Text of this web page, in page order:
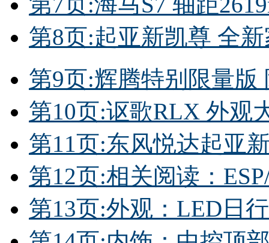
第8页:起亚新凯尊 全
第9页:辉腾特别限量版
第10页:讴歌RLX 外观
第11页:东风悦达起亚
第12页:相关阅读：
第13页:外观：LED日